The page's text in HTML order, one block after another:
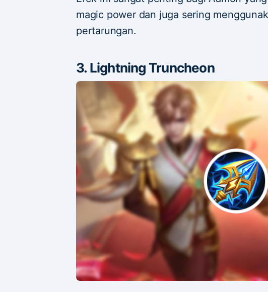
magic power dan juga sering
pertarungan.
3. Lightning Truncheon